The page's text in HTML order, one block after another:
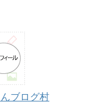
ブログ村